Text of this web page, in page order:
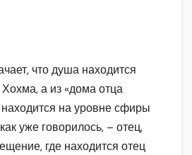
что душа находится
а из «дома отца
находится на уровне сфиры
уже говорилось, – отец,
где находится отец